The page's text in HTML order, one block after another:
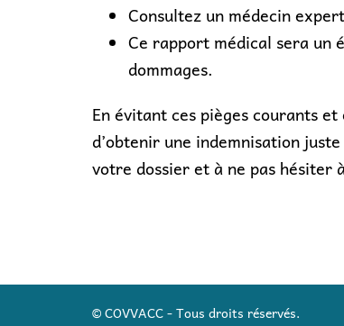
Consultez un médecin
Ce rapport médical sera un
dommages.
En évitant ces pièges courants
d’obtenir une indemnisation
votre dossier et à ne pas hésiter
© COVVACC - Tous droits réservés.